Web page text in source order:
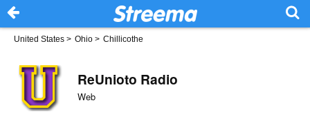
United States > Ohio > Chillicothe
ReUnioto Radio
Web